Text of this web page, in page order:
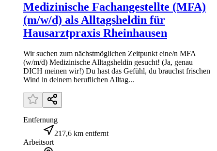
Medizinische Fachangestellte (MFA)
(m/w/d) als Alltagsheldin für
Hausarztpraxis Rheinhausen
Wir suchen zum nächstmöglichen Zeitpunkt eine/n MFA
(w/m/d) Medizinische Alltagsheldin gesucht! (Ja, genau
DICH meinen wir!) Du hast das Gefühl, du brauchst frischen
Wind in deinem beruflichen Alltag...
Entfernung
217,6 km entfernt
Arbeitsort